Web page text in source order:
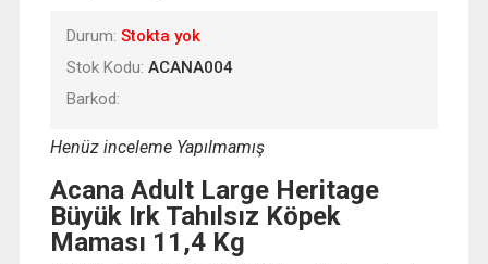
Durum: Stokta yok
Stok Kodu: ACANA004
Barkod:
Henüz inceleme Yapılmamış
Acana Adult Large Heritage
Büyük Irk Tahılsız Köpek
Maması 11,4 Kg